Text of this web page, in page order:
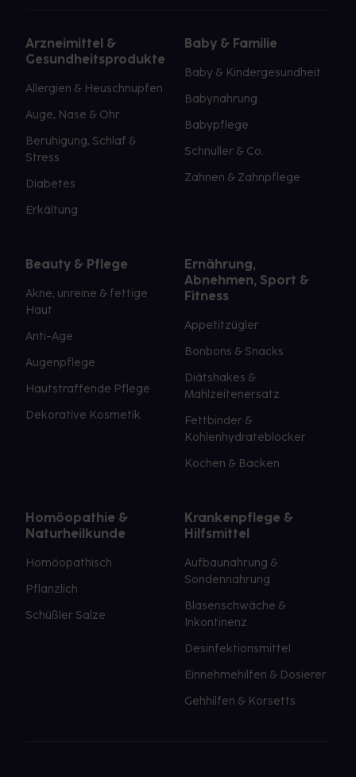
Arzneimittel &
Gesundheitsprodukte
Allergien & Heuschnupfen
Auge, Nase & Ohr
Beruhigung, Schlaf &
Stress
Diabetes
Erkältung
Baby & Familie
Baby & Kindergesundheit
Babynahrung
Babypflege
Schnuller & Co.
Zahnen & Zahnpflege
Beauty & Pflege
Akne, unreine & fettige
Haut
Anti-Age
Augenpflege
Hautstraffende Pflege
Dekorative Kosmetik
Ernährung,
Abnehmen, Sport &
Fitness
Appetitzügler
Bonbons & Snacks
Diätshakes &
Mahlzeitenersatz
Fettbinder &
Kohlenhydrateblocker
Kochen & Backen
Homöopathie &
Naturheilkunde
Homöopathisch
Pflanzlich
Schüßler Salze
Krankenpflege &
Hilfsmittel
Aufbaunahrung &
Sondennahrung
Blasenschwäche &
Inkontinenz
Desinfektionsmittel
Einnehmehilfen & Dosierer
Gehhilfen & Korsetts